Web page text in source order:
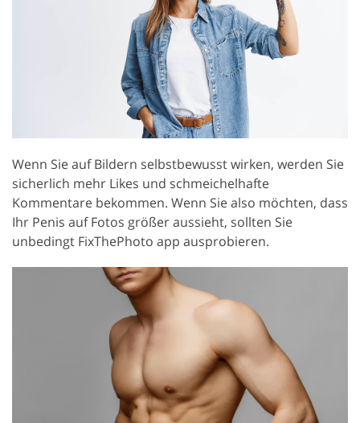
Wenn Sie auf Bildern selbstbewusst wirken, werden Sie
sicherlich mehr Likes und schmeichelhafte
Kommentare bekommen. Wenn Sie also möchten, dass
Ihr Penis auf Fotos größer aussieht, sollten Sie
unbedingt FixThePhoto app ausprobieren.